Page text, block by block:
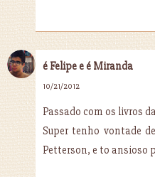
é Felipe e é Miranda
10/21/2012
Passado com os livros
Super tenho vontade
Petterson, e to ansioso